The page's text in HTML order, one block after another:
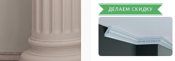
ДЕЛАЕМ СКИДКУ